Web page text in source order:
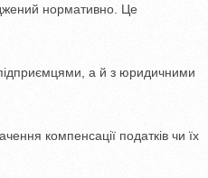
нормативно. Це
а й з юридичними
компенсації податків чи їх